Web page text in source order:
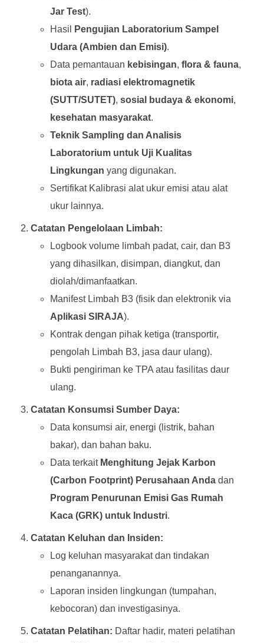
Jar Test).
Hasil
Pengujian Laboratorium Sampel
Udara (Ambien dan Emisi).
Data pemantauan kebisingan, flora & fauna,
biota air, radiasi elektromagnetik
(SUTT/SUTET), sosial budaya & ekonomi,
kesehatan masyarakat.
Teknik Sampling dan Analisis
Laboratorium untuk Uji Kualitas
Lingkungan yang digunakan.
Sertifikat Kalibrasi alat ukur emisi atau alat
ukur lainnya.
Catatan Pengelolaan Limbah:
Logbook volume limbah padat, cair, dan B3
yang dihasilkan, disimpan, diangkut, dan
diolah/dimanfaatkan.
Manifest Limbah B3 (fisik dan elektronik via
Aplikasi SIRAJA).
Kontrak dengan pihak ketiga (transportir,
pengolah Limbah B3, jasa daur ulang).
Bukti pengiriman ke TPA atau fasilitas daur
ulang.
Catatan Konsumsi Sumber Daya:
Data konsumsi air, energi (listrik, bahan
bakar), dan bahan baku.
Data terkait Menghitung Jejak Karbon
(Carbon Footprint) Perusahaan Andadan
Program Penurunan Emisi Gas Rumah
Kaca (GRK) untuk Industri.
Catatan Keluhan dan Insiden:
Log keluhan masyarakat dan tindakan
penanganannya.
Laporan insiden lingkungan (tumpahan,
kebocoran) dan investigasinya.
Catatan Pelatihan: Daftar hadir, materi pelatihan